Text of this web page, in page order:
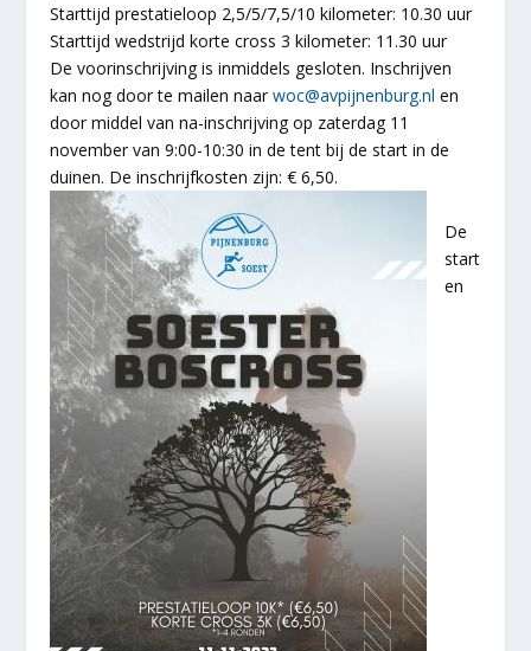
Starttijd prestatieloop 2,5/5/7,5/10 kilometer: 10.30 uur
Starttijd wedstrijd korte cross 3 kilometer: 11.30 uur
De voorinschrijving is inmiddels gesloten. Inschrijven
kan nog door te mailen naarwoc@avpijnenburg.nl en
door middel van na-inschrijving op zaterdag 11
november van 9:00-10:30 in de tent bij de start in de
duinen. De inschrijfkosten zijn: € 6,50.
De
start
en